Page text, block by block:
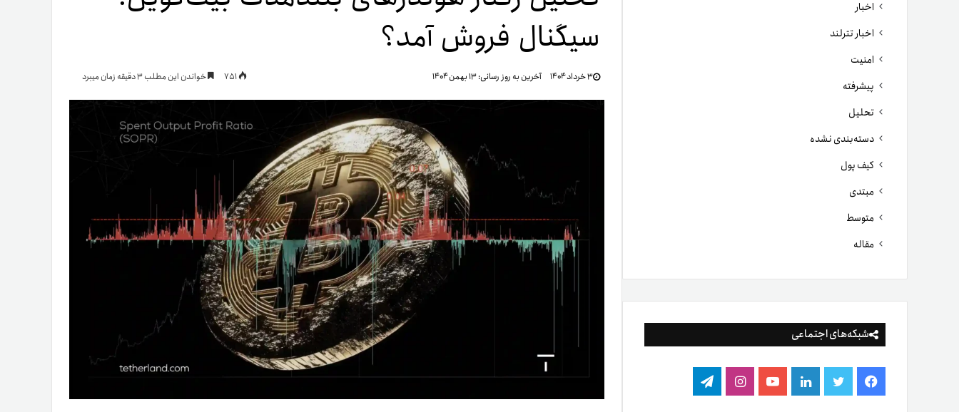
اخبار
اخبار تترلند
امنیت
پیشرفته
تحلیل
دسته‌بندی نشده
کیف پول
مبتدی
متوسط
مقاله
شبکه‌های اجتماعی
فیس توییتر لینکدینیوتیوباینستاگرام
تلگرام
سیگنال فروش آمد؟
۳ خرداد ۱۴۰۴ آخرین به روز رسانی:۱۳ بهمن ۱۴۰۴ خواندن این مطلب 3 دقیقه زمان میبرد